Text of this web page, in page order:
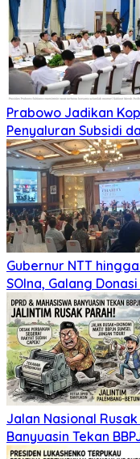
Prabowo Jadikan
Penyaluran Subsidi
Gubernur NTT
SOIna, Galang
Jalan Nasional Rusak
Banyuasin Tekan